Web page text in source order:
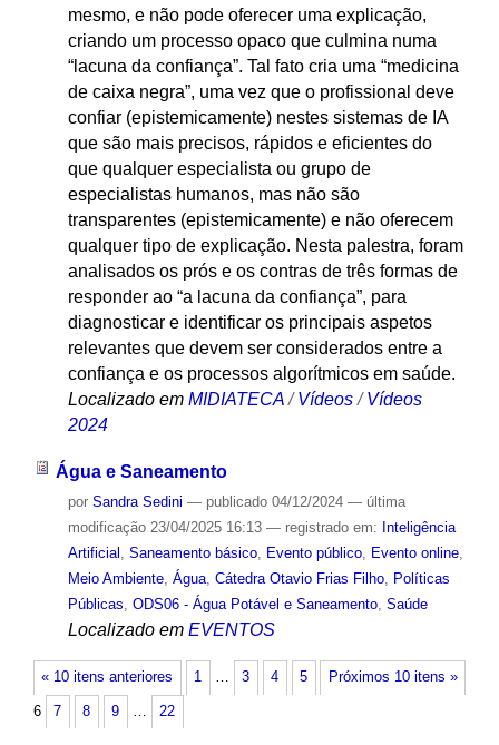
mesmo, e não pode oferecer uma explicação,
criando um processo opaco que culmina numa
“lacuna da confiança”. Tal fato cria uma “medicina
de caixa negra”, uma vez que o profissional deve
confiar (epistemicamente) nestes sistemas de IA
que são mais precisos, rápidos e eficientes do
que qualquer especialista ou grupo de
especialistas humanos, mas não são
transparentes (epistemicamente) e não oferecem
qualquer tipo de explicação. Nesta palestra, foram
analisados os prós e os contras de três formas de
responder ao “a lacuna da confiança”, para
diagnosticar e identificar os principais aspetos
relevantes que devem ser considerados entre a
confiança e os processos algorítmicos em saúde.
Localizado em MIDIATECA /Vídeos /Vídeos
2024
Água e Saneamento
por Sandra Sedini — publicado04/12/2024 — última
modificação23/04/2025 16:13 — registrado em: Inteligência
Artificial , Saneamento básico, Evento público, Evento online,
Meio Ambiente, Água, Cátedra Otavio Frias Filho, Políticas
Públicas, ODS06 - Água Potável e Saneamento, Saúde
Localizado em EVENTOS
« 10 itens anteriores Próximos 10 itens »
1 … 3 4 5
6 7 8 9 … 22